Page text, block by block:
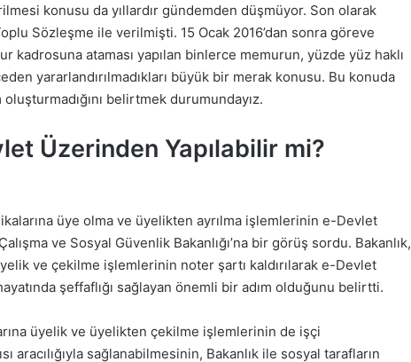
konusu da yıllardır gündemden düşmüyor. Son olarak
Sözleşme ile verilmişti. 15 Ocak 2016’dan sonra göreve
kadrosuna ataması yapılan binlerce memurun, yüzde yüz haklı
yararlandırılmadıkları büyük bir merak konusu. Bu konuda
belirtmek durumundayız.
Üzerinden Yapılabilir mi?
üye olma ve üyelikten ayrılma işlemlerinin e-Devlet
ve Sosyal Güvenlik Bakanlığı’na bir görüş sordu. Bakanlık,
ve çekilme işlemlerinin noter şartı kaldırılarak e-Devlet
şeffaflığı sağlayan önemli bir adım olduğunu belirtti.
üyelik ve üyelikten çekilme işlemlerinin de işçi
aracılığıyla sağlanabilmesinin, Bakanlık ile sosyal tarafların